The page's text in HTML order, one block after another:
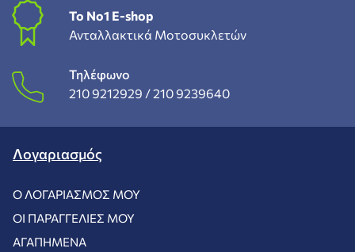
To Νο1 Ε-shop
Ανταλλακτικά Μοτοσυκλετών
Τηλέφωνο
210 9212929 /210 9239640
Λογαριασμός
Ο ΛΟΓΑΡΙΑΣΜΌΣ ΜΟΥ
ΟΙ ΠΑΡΑΓΓΕΛΊΕΣ ΜΟΥ
ΑΓΑΠΗΜΈΝΑ